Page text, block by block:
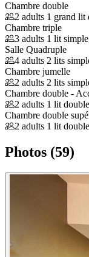
Chambre double
2 adults 1 grand lit
Chambre triple
3 adults 1 lit
Salle Quadruple
4 adults 2 lits
Chambre jumelle
2 adults 2 lits
Chambre double -
2 adults 1 lit double
Chambre double
2 adults 1 lit double
Photos (59)